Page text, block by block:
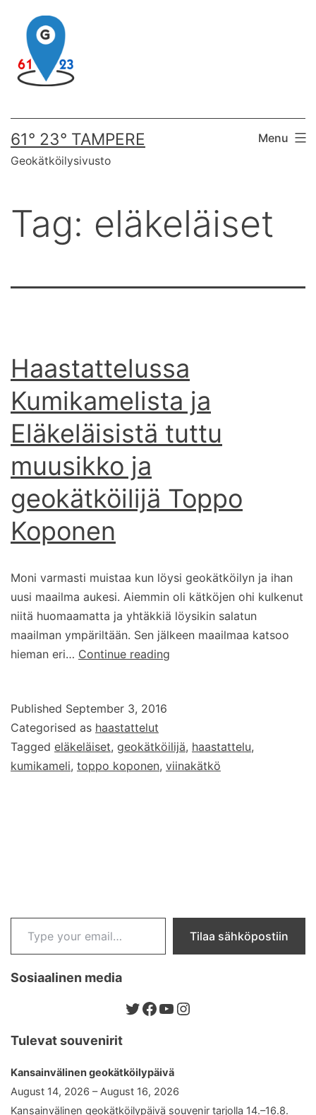
content
61° 23° TAMPERE
Geokätköilysivusto
Menu
Tag: eläkeläiset
Haastattelussa
Kumikamelista ja
Eläkeläisistä tuttu
muusikko ja
geokätköilijä Toppo
Koponen
Moni varmasti muistaa kun löysi geokätköilyn ja ihan
uusi maailma aukesi. Aiemmin oli kätköjen ohi kulkenut
niitä huomaamatta ja yhtäkkiä löysikin salatun
maailman ympäriltään. Sen jälkeen maailmaa katsoo
hieman eri… Continue reading
muusikko
ja
Published September 3, 2016
Categorised as haastattelut
Tagged eläkeläiset, geokätköilijä, haastattelu,
kumikameli, toppo koponen, viinakätkö
Type your email…
Tilaa sähköpostiin
Sosiaalinen media
Twitter
Facebook
YouTube
Instagram
Tulevat souvenirit
Kansainvälinen geokätköilypäivä
August 14, 2026 – August 16, 2026
Kansainvälinen geokätköilypäivä souvenir tarjolla 14.–16.8.